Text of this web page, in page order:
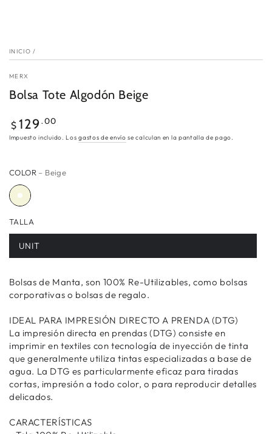
INICIO /
MERX
Bolsa Tote Algodón Beige
Precio
regular
$ 129 .00
Impuesto incluido. Losgastos de envío se calculan en la pantalla de pago.
COLOR – Beige
TALLA
UNIT
Bolsas de Manta, son 100% Re-Utilizables, como bolsas
corporativas o bolsas de regalo.
IDEAL PARA IMPRESIÓN DIRECTO A PRENDA (DTG)
La impresión directa en prendas (DTG) consiste en
imprimir en textiles con tecnología de inyección de tinta
que generalmente utiliza tintas especializadas a base de
agua. La DTG es particularmente eficaz para tiradas
cortas, impresión a todo color, o para reproducir detalles
delicados.
CARACTERÍSTICAS